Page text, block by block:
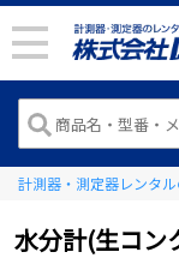
計測器・測定器レンタ
水分計(生コン